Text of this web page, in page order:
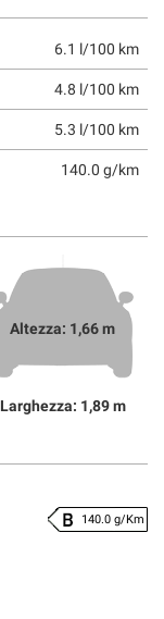
6.1 l/100 km
4.8 l/100 km
5.3 l/100 km
140.0 g/km
Altezza: 1,66 m
Larghezza: 1,89 m
140.0 g/Km